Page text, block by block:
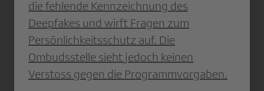
die fehlende Kennzeichnung des
Deepfakes und wirft Fragen zum
Persönlichkeitsschutz auf. Die
Ombudsstelle sieht jedoch keinen
Verstoss gegen die Programmvorgaben.